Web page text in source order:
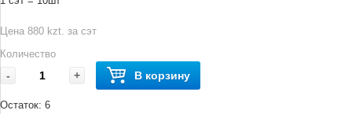
Цена 880 kzt. за сэт
Количество
- + В корзину
Остаток: 6